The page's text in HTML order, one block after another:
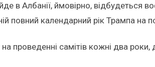
в Албанії, ймовірно, відбудеться
повний календарний рік Трампа на
проведенні самітів кожні два